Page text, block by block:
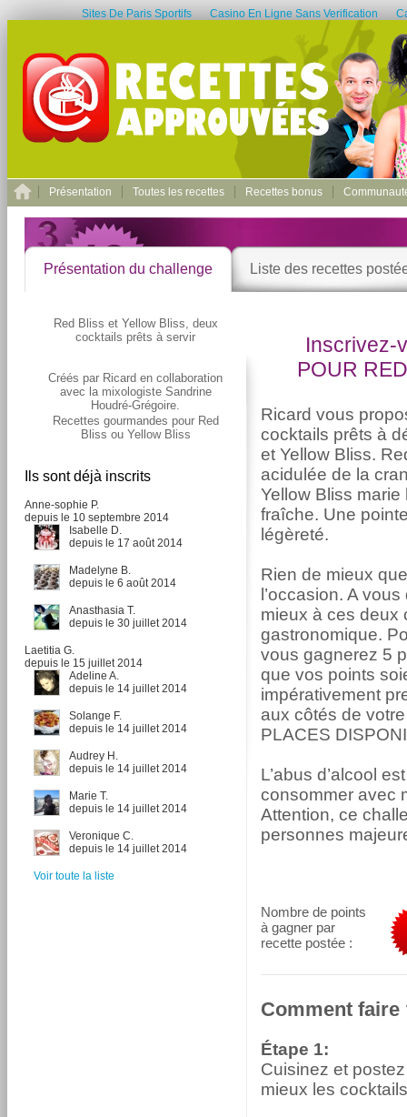
Sites De Paris Sportifs Casino En Ligne Sans Verification
Présentation Toutes les recettes Recettes bonus
Présentation du challenge Liste des recettes
Red Bliss et Yellow Bliss, deux
cocktails prêts à servir
Créés par Ricard en collaboration
avec la mixologiste Sandrine
Houdré-Grégoire.
Recettes gourmandes pour Red
Bliss ou Yellow Bliss
Ils sont déjà inscrits
Anne-sophie P.
depuis le 10 septembre 2014
Isabelle D.
depuis le 17 août 2014
Madelyne B.
depuis le 6 août 2014
Anasthasia T.
depuis le 30 juillet 2014
Laetitia G.
depuis le 15 juillet 2014
Adeline A.
depuis le 14 juillet 2014
Solange F.
depuis le 14 juillet 2014
Audrey H.
depuis le 14 juillet 2014
Marie T.
depuis le 14 juillet 2014
Veronique C.
depuis le 14 juillet 2014
Voir toute la liste
Inscrivez-
POUR
Ricard vous
cocktails prêts à
et Yellow Bliss.
acidulée de la
Yellow Bliss
fraîche. Une
légèreté.
Rien de mieux
l’occasion. A
mieux à ces deux
gastronomique.
vous gagnerez 5
que vos points
impérativement
aux côtés de
PLACES
L’abus d’alcool
consommer avec
Attention, ce
personnes
Nombre de points
à gagner par
recette postée :
Comment faire
Étape 1:
Cuisinez et
mieux les